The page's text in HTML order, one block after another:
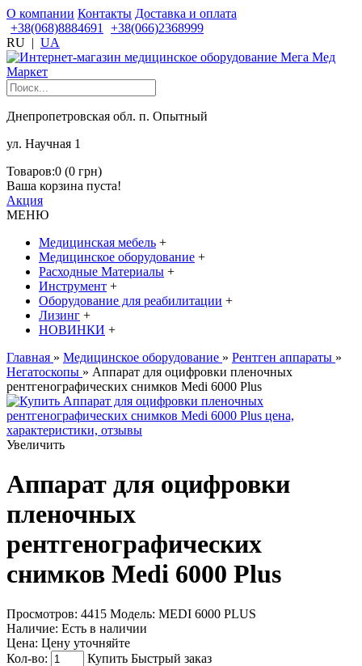
О компании Контакты Доставка и оплата
+38(068)8884691
+38(066)2368999
RU | UA
Днепропетровская обл. п. Опытный
ул. Научная 1
Товаров:0 (0 грн)
Ваша корзина пуста!
Акция
МЕНЮ
Медицинская мебель +
Медицинское оборудование +
Расходные Материалы +
Инструмент +
Оборудование для реабилитации +
Лизинг +
НОВИНКИ +
Главная » Медицинское оборудование » Рентген аппараты »
Негатоскопы » Аппарат для оцифровки пленочных
рентгенографических снимков Medi 6000 Plus
Увеличить
Аппарат для оцифровки
пленочных
рентгенографических
снимков Medi 6000 Plus
Просмотров: 4415 Модель: MEDI 6000 PLUS
Наличие: Есть в наличии
Цена: Цену уточняйте
Кол-во:
Купить Быстрый заказ